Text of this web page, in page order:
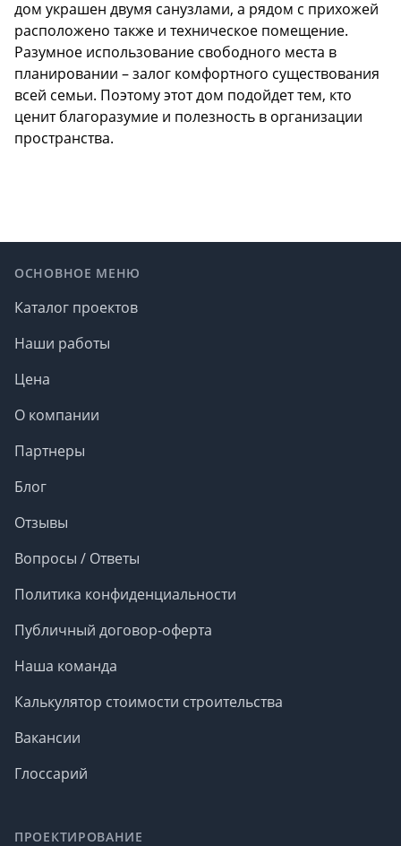
дом украшен двумя санузлами, а рядом с прихожей
расположено также и техническое помещение.
Разумное использование свободного места в
планировании – залог комфортного существования
всей семьи. Поэтому этот дом подойдет тем, кто
ценит благоразумие и полезность в организации
пространства.
ОСНОВНОЕ МЕНЮ
Каталог проектов
Наши работы
Цена
О компании
Партнеры
Блог
Отзывы
Вопросы / Ответы
Политика конфиденциальности
Публичный договор-оферта
Наша команда
Калькулятор стоимости строительства
Вакансии
Глоссарий
ПРОЕКТИРОВАНИЕ